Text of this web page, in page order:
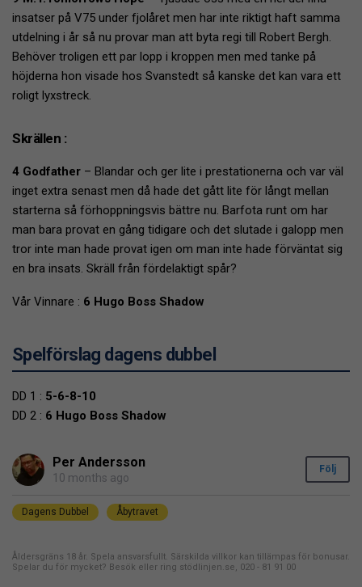
insatser på V75 under fjolåret men har inte riktigt haft samma
utdelning i år så nu provar man att byta regi till Robert Bergh.
Behöver troligen ett par lopp i kroppen men med tanke på
höjderna hon visade hos Svanstedt så kanske det kan vara ett
roligt lyxstreck.
Skrällen :
4 Godfather – Blandar och ger lite i prestationerna och var väl
inget extra senast men då hade det gått lite för långt mellan
starterna så förhoppningsvis bättre nu. Barfota runt om har
man bara provat en gång tidigare och det slutade i galopp men
tror inte man hade provat igen om man inte hade förväntat sig
en bra insats. Skräll från fördelaktigt spår?
Vår Vinnare : 6 Hugo Boss Shadow
Spelförslag dagens dubbel
DD 1 : 5-6-8-10
DD 2 : 6 Hugo Boss Shadow
Per Andersson
10 months ago
Följ
Dagens Dubbel Åbytravet
Åldersgräns 18 år. Spela ansvarsfullt. Särskilda villkor kan tillämpas för bonusar.
Spelar du för mycket? Besök eller ring stödlinjen.se, 020 - 81 91 00